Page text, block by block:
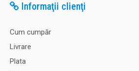
Informaţii clienţi
Cum cumpăr
Livrare
Plata